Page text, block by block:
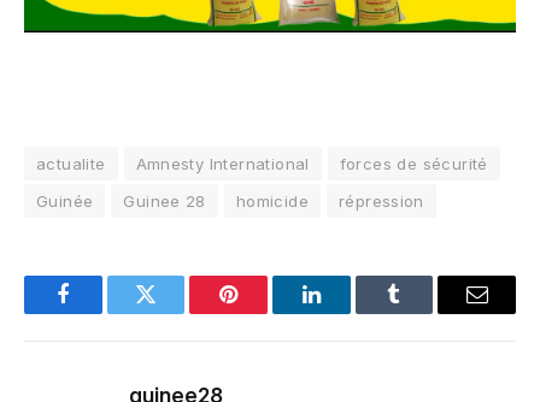
actualite Amnesty International
forces de sécurité
Guinée
Guinee 28 homicide répression
FacebookTwitter Pinterest LinkedInTumblr Email
guinee28